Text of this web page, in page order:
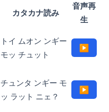
カタカナ読み
音声再
生
トイ ムオン ンギー
モッ チュット
▶
チュンタ ンギー モ
ッ ラット ニェ？
▶